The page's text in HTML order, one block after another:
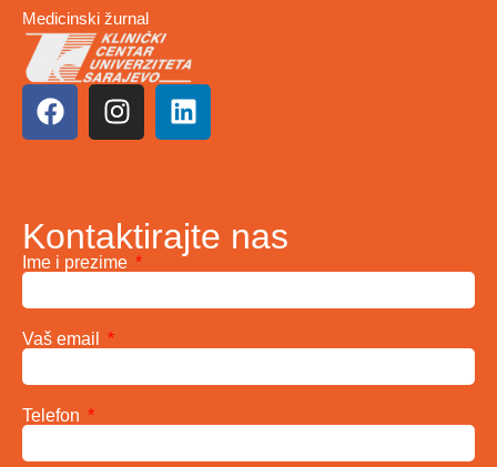
Medicinski žurnal
Kontaktirajte nas
Ime i prezime
Vaš email
Telefon